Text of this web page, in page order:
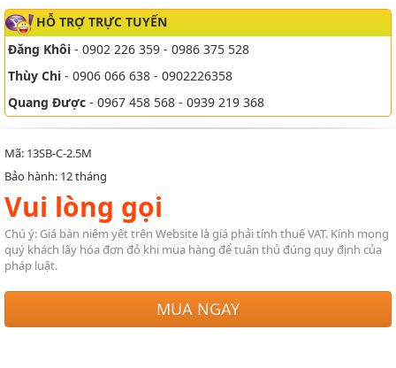
HỖ TRỢ TRỰC TUYẾN
Đăng Khôi - 0902 226 359 - 0986 375 528
Thùy Chi - 0906 066 638 - 0902226358
Quang Được - 0967 458 568 - 0939 219 368
Mã: 13SB-C-2.5M
Bảo hành: 12 tháng
Vui lòng gọi
Chú ý: Giá bán niêm yết trên Website là giá phải tính thuế VAT. Kính mong
quý khách lấy hóa đơn đỏ khi mua hàng để tuân thủ đúng quy định của
pháp luật.
MUA NGAY